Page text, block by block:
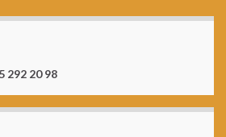
292 20 98